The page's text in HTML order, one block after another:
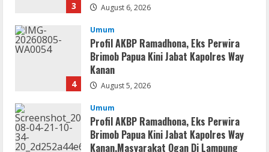
3 August 6, 2026
4
Umum
Profil AKBP Ramadhona, Eks Perwira
Brimob Papua Kini Jabat Kapolres Way
Kanan
August 5, 2026
Umum
Profil AKBP Ramadhona, Eks Perwira
Brimob Papua Kini Jabat Kapolres Way
Kanan,Masyarakat Ogan Di Lampung